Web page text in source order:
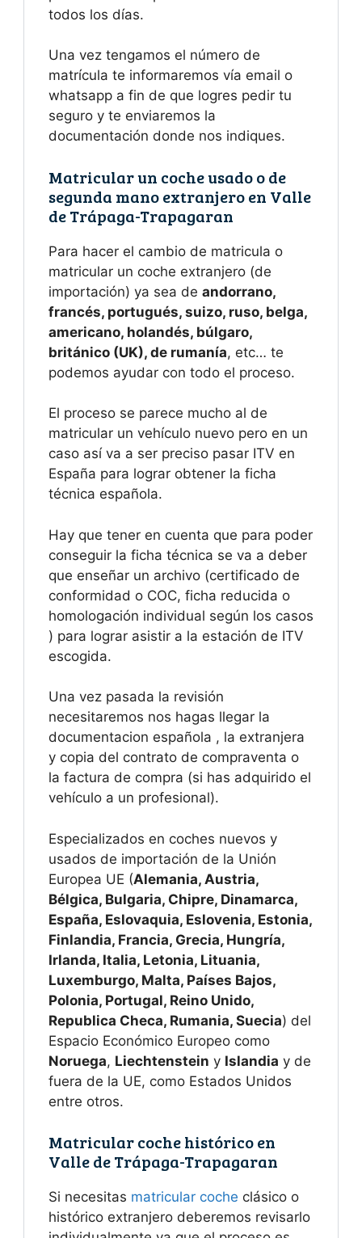
todos los días.
Una vez tengamos el número de
matrícula te informaremos vía email o
whatsapp a fin de que logres pedir tu
seguro y te enviaremos la
documentación donde nos indiques.
Matricular un coche usado o de
segunda mano extranjero en Valle
de Trápaga-Trapagaran
Para hacer el cambio de matricula o
matricular un coche extranjero (de
importación) ya sea de andorrano,
francés, portugués, suizo, ruso, belga,
americano, holandés, búlgaro,
británico (UK), de rumanía, etc… te
podemos ayudar con todo el proceso.
El proceso se parece mucho al de
matricular un vehículo nuevo pero en un
caso así va a ser preciso pasar ITV en
España para lograr obtener la ficha
técnica española.
Hay que tener en cuenta que para poder
conseguir la ficha técnica se va a deber
que enseñar un archivo (certificado de
conformidad o COC, ficha reducida o
homologación individual según los casos
) para lograr asistir a la estación de ITV
escogida.
Una vez pasada la revisión
necesitaremos nos hagas llegar la
documentacion española , la extranjera
y copia del contrato de compraventa o
la factura de compra (si has adquirido el
vehículo a un profesional).
Especializados en coches nuevos y
usados de importación de la Unión
Europea UE (Alemania, Austria,
Bélgica, Bulgaria, Chipre, Dinamarca,
España, Eslovaquia, Eslovenia, Estonia,
Finlandia, Francia, Grecia, Hungría,
Irlanda, Italia, Letonia, Lituania,
Luxemburgo, Malta, Países Bajos,
Polonia, Portugal, Reino Unido,
Republica Checa, Rumania, Suecia) del
Espacio Económico Europeo como
Noruega, Liechtenstein y Islandia y de
fuera de la UE, como Estados Unidos
entre otros.
Matricular coche histórico en
Valle de Trápaga-Trapagaran
Si necesitas matricular coche clásico o
histórico extranjero deberemos revisarlo